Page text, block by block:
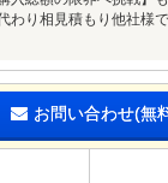
わり相見積もり他社様
お問い合わせ(無